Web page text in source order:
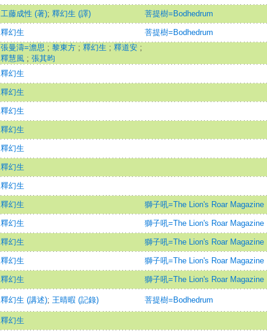
工藤成性 (著); 釋幻生 (譯) 菩提樹=Bodhedrum
釋幻生 菩提樹=Bodhedrum
張曼濤=澹思 ; 黎東方 ; 釋幻生 ; 釋道安 ;
釋慧風 ; 張其昀
釋幻生
釋幻生
釋幻生
釋幻生
釋幻生
釋幻生
釋幻生
釋幻生 獅子吼=The Lion's Roar Magazine
釋幻生 獅子吼=The Lion's Roar Magazine
釋幻生 獅子吼=The Lion's Roar Magazine
釋幻生 獅子吼=The Lion's Roar Magazine
釋幻生 獅子吼=The Lion's Roar Magazine
釋幻生 (講述); 王晴暇 (記錄) 菩提樹=Bodhedrum
釋幻生